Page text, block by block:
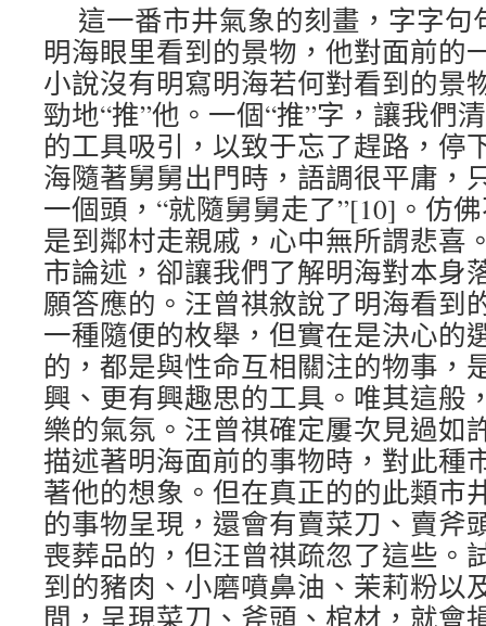
這一番市井氣象的刻畫，字字
明海眼里看到的景物，他對面前的
小說沒有明寫明海若何對看到的景
勁地“推”他。一個“推”字，讓我們
的工具吸引，以致于忘了趕路，停
海隨著舅舅出門時，語調很平庸，
一個頭，“就隨舅舅走了”[10]。仿
是到鄰村走親戚，心中無所謂悲喜
市論述，卻讓我們了解明海對本身
願答應的。汪曾祺敘說了明海看到
一種隨便的枚舉，但實在是決心的
的，都是與性命互相關注的物事，
興、更有興趣思的工具。唯其這般
樂的氣氛。汪曾祺確定屢次見過如
描述著明海面前的事物時，對此種
著他的想象。但在真正的的此類市
的事物呈現，還會有賣菜刀、賣斧
喪葬品的，但汪曾祺疏忽了這些。
到的豬肉、小磨噴鼻油、茉莉粉以
間，呈現菜刀、斧頭、棺材，就會